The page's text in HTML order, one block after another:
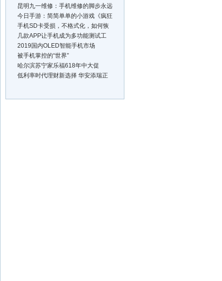
昆明九一维修：手机维修的脚步永远
今日手游：简简单单的小游戏《疯狂
手机SD卡受损，不格式化，如何恢
几款APP让手机成为多功能测试工
2019国内OLED智能手机市场
被手机掌控的“世界”
哈尔滨苏宁家乐福618年中大促
低利率时代理财新选择 华安添瑞正